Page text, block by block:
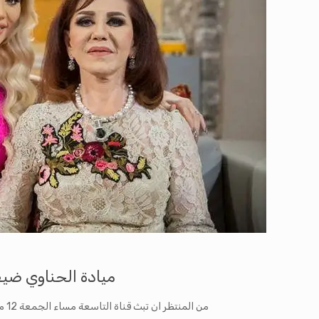
ميادة الحناوي
من المنتظر ان تبث قناة التاسعة مساء الجمعة 12 ماي الجاري على الساعة التاسعة مساءا حلقة خاصة من برنامج “عائشة”